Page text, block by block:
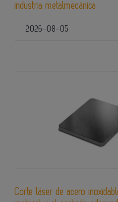
industria metalmecánica
2026-08-05
Corte láser de acero